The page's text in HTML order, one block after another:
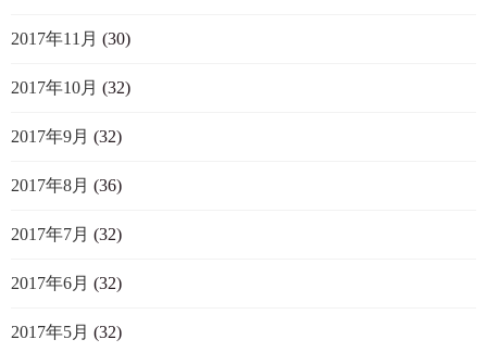
2017年11月 (30)
2017年10月 (32)
2017年9月 (32)
2017年8月 (36)
2017年7月 (32)
2017年6月 (32)
2017年5月 (32)